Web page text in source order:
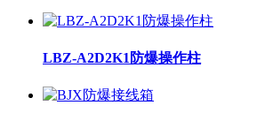
LBZ-A2D2K1防爆操作柱